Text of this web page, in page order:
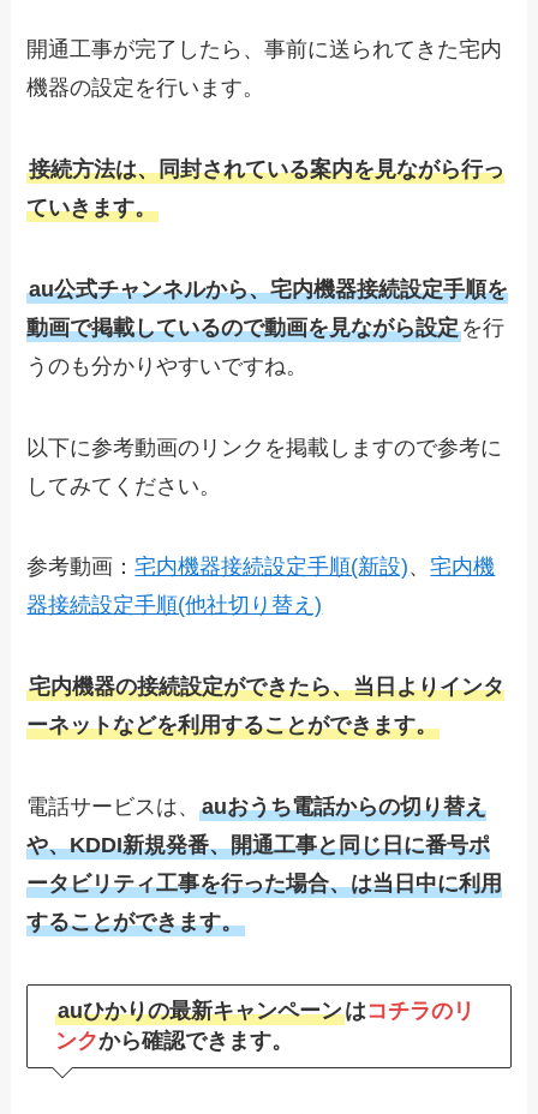
開通工事が完了したら、事前に送られてきた宅内
機器の設定を行います。
接続方法は、同封されている案内を見ながら行っ
ていきます。
au公式チャンネルから、宅内機器接続設定手順を
動画で掲載しているので動画を見ながら設定を行
うのも分かりやすいですね。
以下に参考動画のリンクを掲載しますので参考に
してみてください。
参考動画：宅内機器接続設定手順(新設)、宅内機
器接続設定手順(他社切り替え)
宅内機器の接続設定ができたら、当日よりインタ
ーネットなどを利用することができます。
電話サービスは、auおうち電話からの切り替え
や、KDDI新規発番、開通工事と同じ日に番号ポ
ータビリティ工事を行った場合、は当日中に利用
することができます。
auひかりの最新キャンペーンはコチラのリ
ンクから確認できます。